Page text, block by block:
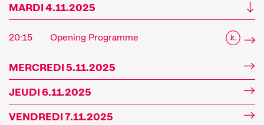
MARDI 4.11.2025
20:15 Opening Programme
MERCREDI 5.11.2025
JEUDI 6.11.2025
VENDREDI 7.11.2025
Programme